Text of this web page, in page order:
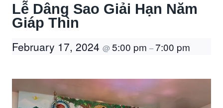
Lễ Dâng Sao Giải Hạn Năm
Giáp Thìn
February 17, 2024 @5:00 pm –7:00 pm